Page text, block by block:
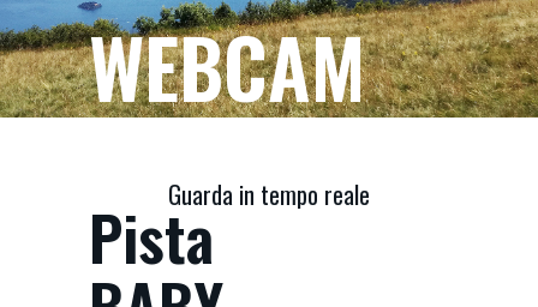
WEBCAM
Guarda in tempo reale
Pista